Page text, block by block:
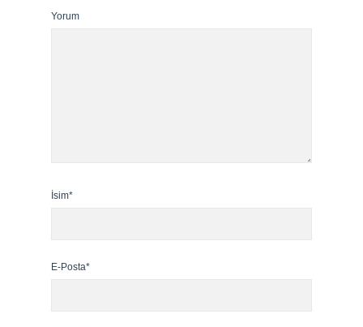
Yorum
İsim*
E-Posta*